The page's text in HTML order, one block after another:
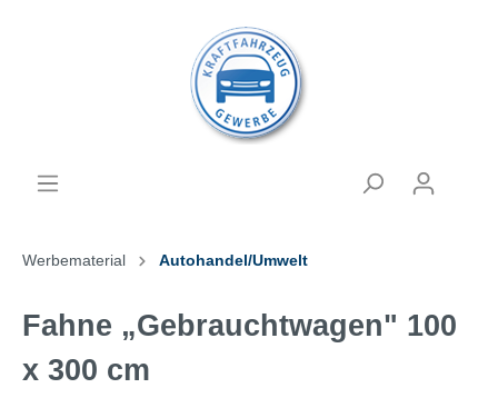
Werbematerial Autohandel/Umwelt
Fahne „Gebrauchtwagen" 100
x 300 cm